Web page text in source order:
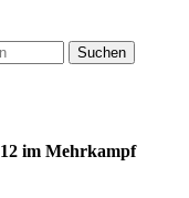
Suchen
im Mehrkampf